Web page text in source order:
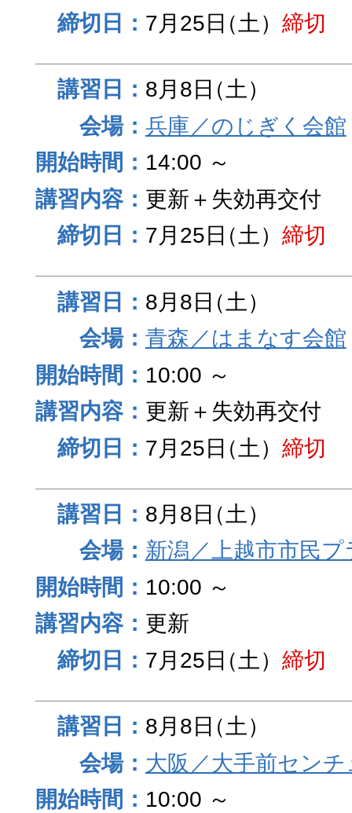
7月25日（土） 締切
8月8日（土）
兵庫／のじぎく会館
14:00 ～
更新＋失効再交付
7月25日（土） 締切
8月8日（土）
青森／はまなす会館
10:00 ～
更新＋失効再交付
7月25日（土） 締切
8月8日（土）
新潟／上越市市民プ
10:00 ～
更新
7月25日（土） 締切
8月8日（土）
大阪／大手前セン
10:00 ～